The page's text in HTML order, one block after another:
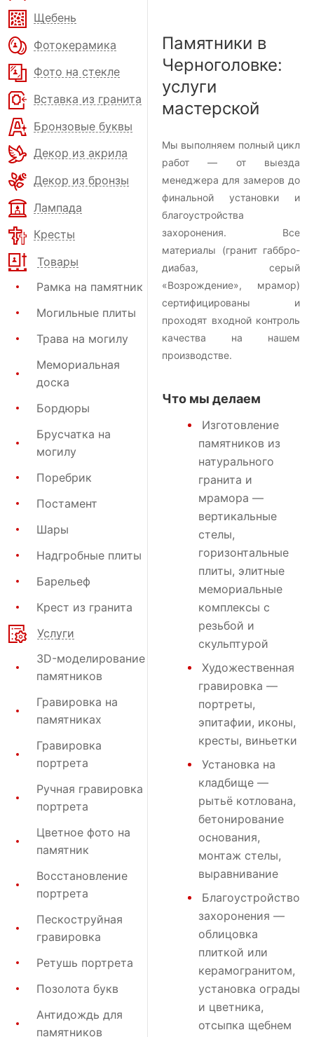
Щебень
Фотокерамика
Фото на стекле
Вставка из гранита
Бронзовые буквы
Декор из акрила
Декор из бронзы
Лампада
Кресты
Товары
Рамка на памятник
Могильные плиты
Трава на могилу
Мемориальная
доска
Бордюры
Брусчатка на
могилу
Поребрик
Постамент
Шары
Надгробные плиты
Барельеф
Крест из гранита
Услуги
3D-моделирование
памятников
Гравировка на
памятниках
Гравировка
портрета
Ручная гравировка
портрета
Цветное фото на
памятник
Восстановление
портрета
Пескоструйная
гравировка
Ретушь портрета
Позолота букв
Антидождь для
памятников
Памятники в
Черноголовке:
услуги
мастерской
Мы выполняем полный цикл
работ — от выезда
менеджера для замеров до
финальной установки и
благоустройства
захоронения. Все
материалы (гранит габбро-
диабаз, серый
«Возрождение», мрамор)
сертифицированы и
проходят входной контроль
качества на нашем
производстве.
Что мы делаем
Изготовление
памятников из
натурального
гранита и
мрамора —
вертикальные
стелы,
горизонтальные
плиты, элитные
мемориальные
комплексы с
резьбой и
скульптурой
Художественная
гравировка —
портреты,
эпитафии, иконы,
кресты, виньетки
Установка на
кладбище —
рытьё котлована,
бетонирование
основания,
монтаж стелы,
выравнивание
Благоустройство
захоронения —
облицовка
плиткой или
керамогранитом,
установка ограды
и цветника,
отсыпка щебнем